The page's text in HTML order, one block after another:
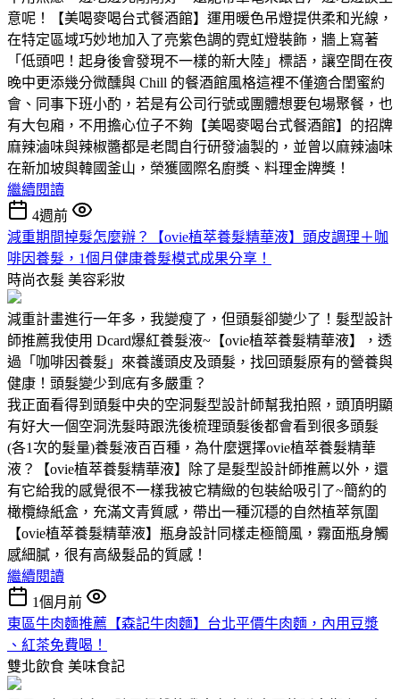
意呢！【美喝麥喝台式餐酒館】運用暖色吊燈提供柔和光線，
在特定區域巧妙地加入了亮紫色調的霓虹燈裝飾，牆上寫著
「低頭吧！起身後會發現不一樣的新大陸」標語，讓空間在夜
晚中更添幾分微醺與 Chill 的餐酒館風格這裡不僅適合閨蜜約
會、同事下班小酌，若是有公司行號或團體想要包場聚餐，也
有大包廂，不用擔心位子不夠【美喝麥喝台式餐酒館】的招牌
麻辣滷味與辣椒醬都是老闆自行研發滷製的，並曾以麻辣滷味
在新加坡與韓國釜山，榮獲國際名廚獎、料理金牌獎！
繼續閱讀
4週前
減重期間掉髮怎麼辦？【ovie植萃養髮精華液】頭皮調理＋咖
啡因養髮，1個月健康養髮模式成果分享！
時尚衣髮 美容彩妝
減重計畫進行一年多，我變瘦了，但頭髮卻變少了！髮型設計
師推薦我使用 Dcard爆紅養髮液~【ovie植萃養髮精華液】，透
過「咖啡因養髮」來養護頭皮及頭髮，找回頭髮原有的營養與
健康！頭髮變少到底有多嚴重？
我正面看得到頭髮中央的空洞髮型設計師幫我拍照，頭頂明顯
有好大一個空洞洗髮時跟洗後梳理頭髮後都會看到很多頭髮
(各1次的髮量)養髮液百百種，為什麼選擇ovie植萃養髮精華
液？【ovie植萃養髮精華液】除了是髮型設計師推薦以外，還
有它給我的感覺很不一樣我被它精緻的包裝給吸引了~簡約的
橄欖綠紙盒，充滿文青質感，帶出一種沉穩的自然植萃氛圍
【ovie植萃養髮精華液】瓶身設計同樣走極簡風，霧面瓶身觸
感細膩，很有高級髮品的質感！
繼續閱讀
1個月前
東區牛肉麵推薦【森記牛肉麵】台北平價牛肉麵，內用豆漿
、紅茶免費喝！
雙北飲食 美味食記